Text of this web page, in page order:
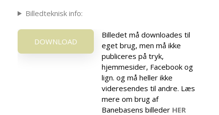
Billedteknisk info:
DOWNLOAD
Billedet må downloades til
eget brug, men må ikke
publiceres på tryk,
hjemmesider, Facebook og
lign. og må heller ikke
videresendes til andre. Læs
mere om brug af
Banebasens billeder HER